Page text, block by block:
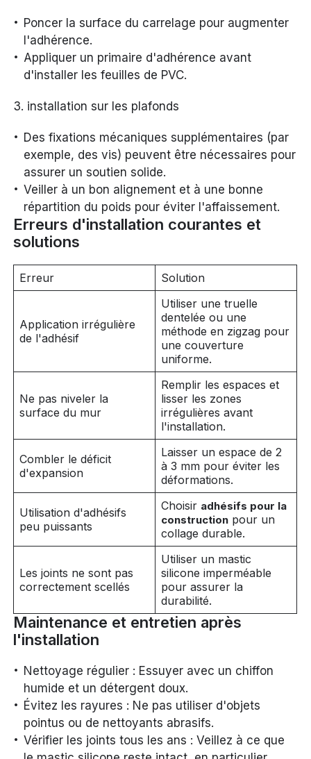
Poncer la surface du carrelage pour augmenter
l'adhérence.
Appliquer un primaire d'adhérence avant
d'installer les feuilles de PVC.
3. installation sur les plafonds
Des fixations mécaniques supplémentaires (par
exemple, des vis) peuvent être nécessaires pour
assurer un soutien solide.
Veiller à un bon alignement et à une bonne
répartition du poids pour éviter l'affaissement.
Erreurs d'installation courantes et
solutions
Erreur Solution
Application irrégulière
de l'adhésif
Utiliser une truelle
dentelée ou une
méthode en zigzag pour
une couverture
uniforme.
Ne pas niveler la
surface du mur
Remplir les espaces et
lisser les zones
irrégulières avant
l'installation.
Combler le déficit
d'expansion
Laisser un espace de 2
à 3 mm pour éviter les
déformations.
Utilisation d'adhésifs
peu puissants
Choisir adhésifs pour la
construction pour un
collage durable.
Les joints ne sont pas
correctement scellés
Utiliser un mastic
silicone imperméable
pour assurer la
durabilité.
Maintenance et entretien après
l'installation
Nettoyage régulier : Essuyer avec un chiffon
humide et un détergent doux.
Évitez les rayures : Ne pas utiliser d'objets
pointus ou de nettoyants abrasifs.
Vérifier les joints tous les ans : Veillez à ce que